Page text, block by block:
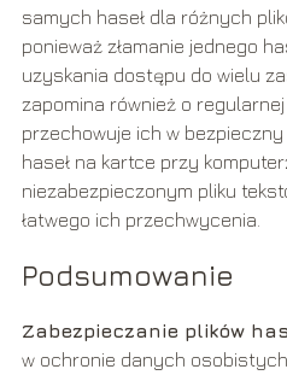
samych haseł dla różnych
ponieważ złamanie jednego
uzyskania dostępu do wielu
zapomina również o
przechowuje ich w
haseł na kartce przy
niezabezpieczonym pliku
łatwego ich przechwycenia.
Podsumowanie
Zabezpieczanie plików
w ochronie danych